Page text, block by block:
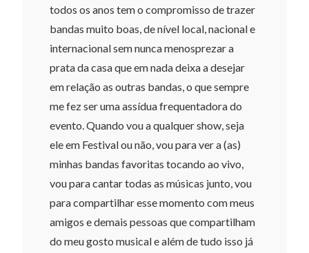
todos os anos tem o compromisso de trazer
bandas muito boas, de nível local, nacional e
internacional sem nunca menosprezar a
prata da casa que em nada deixa a desejar
em relação as outras bandas, o que sempre
me fez ser uma assídua frequentadora do
evento. Quando vou a qualquer show, seja
ele em Festival ou não, vou para ver a (as)
minhas bandas favoritas tocando ao vivo,
vou para cantar todas as músicas junto, vou
para compartilhar esse momento com meus
amigos e demais pessoas que compartilham
do meu gosto musical e além de tudo isso já